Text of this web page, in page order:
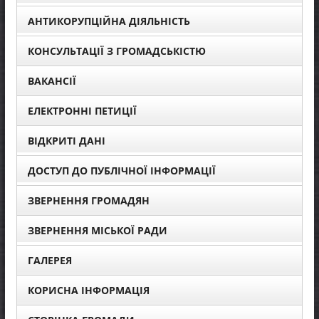
АНТИКОРУПЦІЙНА ДІЯЛЬНІСТЬ
КОНСУЛЬТАЦІЇ З ГРОМАДСЬКІСТЮ
ВАКАНСІЇ
ЕЛЕКТРОННІ ПЕТИЦІЇ
ВІДКРИТІ ДАНІ
ДОСТУП ДО ПУБЛІЧНОЇ ІНФОРМАЦІЇ
ЗВЕРНЕННЯ ГРОМАДЯН
ЗВЕРНЕННЯ МІСЬКОЇ РАДИ
ГАЛЕРЕЯ
КОРИСНА ІНФОРМАЦІЯ